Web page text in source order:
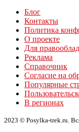
Блог
Контакты
Политика
О проекте
Для
Реклама
Справочник
Согласие на
Популярные
В регионах
2023 © Posylka-trek.ru.